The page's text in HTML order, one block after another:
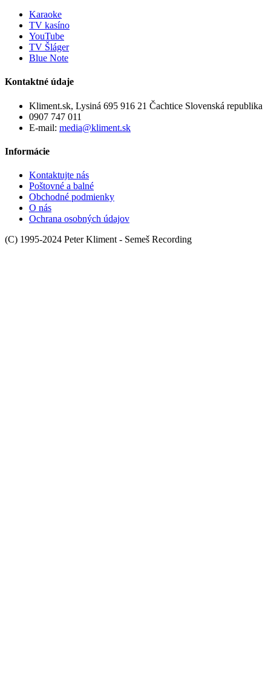
Karaoke
TV kasíno
YouTube
TV Šláger
Blue Note
Kontaktné údaje
Kliment.sk, Lysiná 695 916 21 Čachtice Slovenská republika
0907 747 011
E-mail: media@kliment.sk
Informácie
Kontaktujte nás
Poštovné a balné
Obchodné podmienky
O nás
Ochrana osobných údajov
(C) 1995-2024 Peter Kliment - Semeš Recording